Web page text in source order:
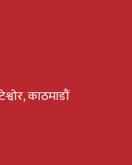
काठमाडौं